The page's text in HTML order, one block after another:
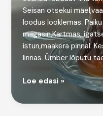
Seisan otsekui
loodus looklemas.
magasin,Kartmas,
istun,maakera pinnal.
linnas. Ümber lõputu
Hommikune
Loe edasi »